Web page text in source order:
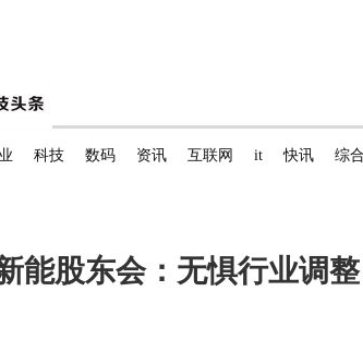
科技 数码 资讯 互联网 it 快讯 综合
能股东会：无惧行业调